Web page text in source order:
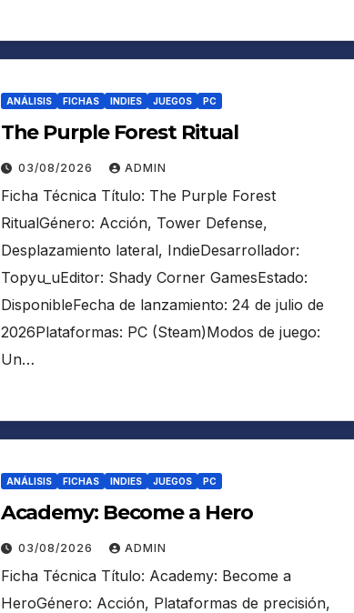
ANÁLISIS FICHAS INDIES JUEGOS PC
The Purple Forest Ritual
03/08/2026 ADMIN
Ficha Técnica Título: The Purple Forest
RitualGénero: Acción, Tower Defense,
Desplazamiento lateral, IndieDesarrollador:
Topyu_uEditor: Shady Corner GamesEstado:
DisponibleFecha de lanzamiento: 24 de julio de
2026Plataformas: PC (Steam)Modos de juego:
Un…
ANÁLISIS FICHAS INDIES JUEGOS PC
Academy: Become a Hero
03/08/2026 ADMIN
Ficha Técnica Título: Academy: Become a
HeroGénero: Acción, Plataformas de precisión,